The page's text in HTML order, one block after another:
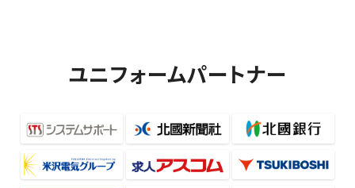
ユニフォームパートナー